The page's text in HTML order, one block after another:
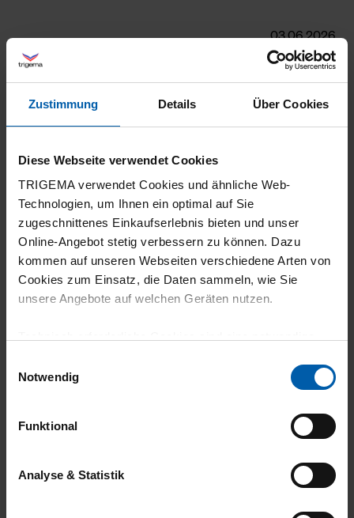
Zustimmung Details Über Cookies
Diese Webseite verwendet Cookies
TRIGEMA verwendet Cookies und ähnliche Web-
Technologien, um Ihnen ein optimal auf Sie
zugeschnittenes Einkaufserlebnis bieten und unser
Online-Angebot stetig verbessern zu können. Dazu
kommen auf unseren Webseiten verschiedene Arten von
Cookies zum Einsatz, die Daten sammeln, wie Sie
unsere Angebote auf welchen Geräten nutzen.
grundlegende Funktionen wie etwa zur Auswahl und
gewährleisten.
Für die Darstellung personalisierter Angebote, Anzeigen
und Inhalte aufgrund Ihres Nutzerverhaltens und Ihres
Notwendig
Funktional
Analyse & Statistik
03.06.2026
Sehr gute Qualität und großzügig
geschnitten.
5
Schön warm, ziemlich groß gearbeitet. XS
gibt es nicht.
26.05.2026
Sitzt gut und hält warm